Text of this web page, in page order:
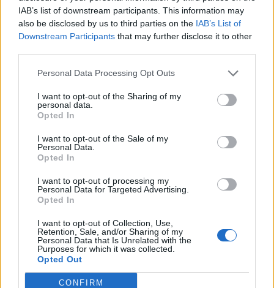
IAB’s list of downstream participants. This information may
also be disclosed by us to third parties on the IAB’s List of
Downstream Participants that may further disclose it to other
Personal Data Processing Opt Outs
I want to opt-out of the Sharing of my
personal data.
Opted In
I want to opt-out of the Sale of my
Personal Data.
Opted In
I want to opt-out of processing my
Personal Data for Targeted Advertising.
Opted In
I want to opt-out of Collection, Use,
Retention, Sale, and/or Sharing of my
Personal Data that Is Unrelated with the
Purposes for which it was collected.
Opted Out
CONFIRM